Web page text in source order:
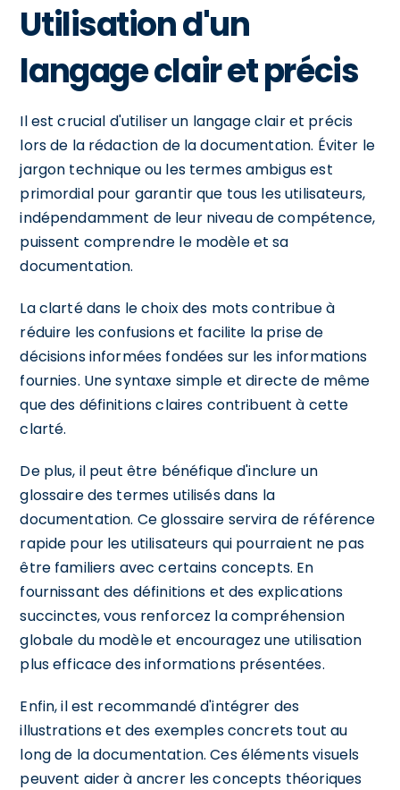
Utilisation d'un
langage clair et précis
Il est crucial d'utiliser un langage clair et précis
lors de la rédaction de la documentation. Éviter le
jargon technique ou les termes ambigus est
primordial pour garantir que tous les utilisateurs,
indépendamment de leur niveau de compétence,
puissent comprendre le modèle et sa
documentation.
La clarté dans le choix des mots contribue à
réduire les confusions et facilite la prise de
décisions informées fondées sur les informations
fournies. Une syntaxe simple et directe de même
que des définitions claires contribuent à cette
clarté.
De plus, il peut être bénéfique d'inclure un
glossaire des termes utilisés dans la
documentation. Ce glossaire servira de référence
rapide pour les utilisateurs qui pourraient ne pas
être familiers avec certains concepts. En
fournissant des définitions et des explications
succinctes, vous renforcez la compréhension
globale du modèle et encouragez une utilisation
plus efficace des informations présentées.
Enfin, il est recommandé d'intégrer des
illustrations et des exemples concrets tout au
long de la documentation. Ces éléments visuels
peuvent aider à ancrer les concepts théoriques